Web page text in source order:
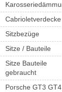
Cabrioletverdecke
Sitzbezüge
Sitze / Bauteile
Sitze Bauteile
gebraucht
Porsche GT3